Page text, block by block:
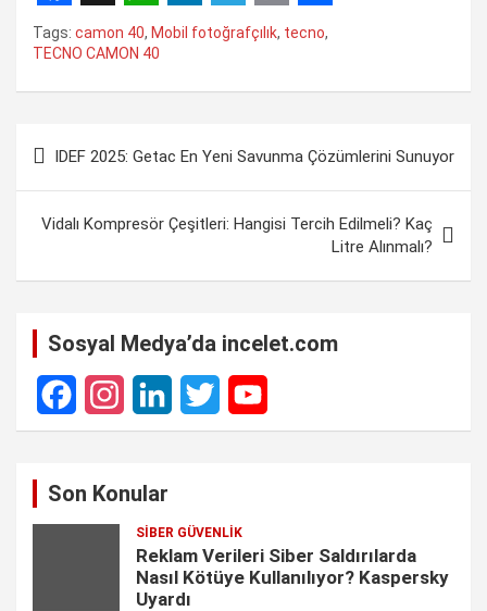
F
a
c
b
o
o
X
W
h
a
s
A
p
L
n
e
d
I
T
l
g
r
a
C
p
L
i
n
S
a
e
Tags: camon 40, Mobil fotoğrafçılık, tecno,
TECNO CAMON 40
Yazı
IDEF 2025: Getac En Yenı̇ Savunma Çözümlerı̇nı̇ Sunuyor
Vidalı Kompresör Çeşitleri: Hangisi Tercih Edilmeli? Kaç
Litre Alınmalı?
Sosyal Medya’da incelet.com
F
I
L
k
e
T
t
t
Y
T
u
Son Konular
SIBER GÜVENLIK
Reklam Verileri Siber Saldırılarda
Nasıl Kötüye Kullanılıyor? Kaspersky
Uyardı